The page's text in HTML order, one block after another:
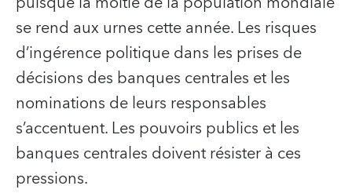
se rend aux urnes cette année. Les risques
d’ingérence politique dans les prises de
décisions des banques centrales et les
nominations de leurs responsables
s’accentuent. Les pouvoirs publics et les
banques centrales doivent résister à ces
pressions.